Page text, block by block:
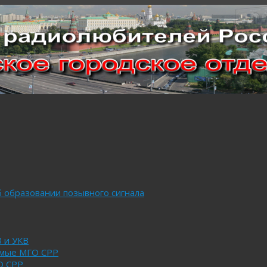
позывного сигнала
и УКВ
МГО СРР
СРР